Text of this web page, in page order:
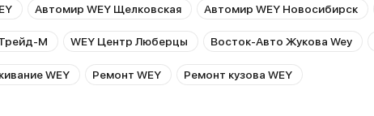
Автомир WEY Щелковская Автомир WEY Новосибирск
М WEY Центр Люберцы Восток-Авто Жукова Wey
WEY Ремонт WEY Ремонт кузова WEY